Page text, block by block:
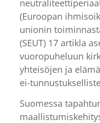
(Euroopan
unionin
(SEUT) 17 artikla
vuoropuheluun
yhteisöjen ja
ei-
Suomessa